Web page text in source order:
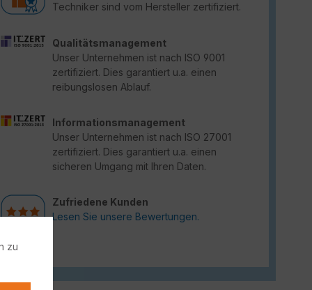
Techniker sind vom Hersteller zertifiziert.
Qualitätsmanagement
Unser Unternehmen ist nach ISO 9001
zertifiziert. Dies garantiert u.a. einen
reibungslosen Ablauf.
Informationsmanagement
Unser Unternehmen ist nach ISO 27001
zertifiziert. Dies garantiert u.a. einen
sicheren Umgang mit Ihren Daten.
Zufriedene Kunden
Lesen Sie unsere Bewertungen.
zu